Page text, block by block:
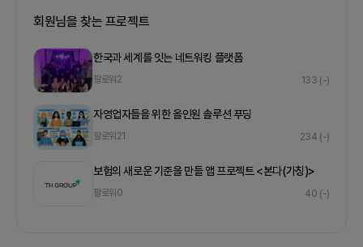
회원님을 찾는 프로젝트
한국과 세계를 잇는 네트워킹 플랫폼
팔로워 2 133 (-)
자영업자들을 위한 올인원 솔루션 푸딩
팔로워 21 234 (-)
보험의 새로운 기준을 만들 앱 프로젝트 <본다(가칭)>
팔로워 0 40 (-)